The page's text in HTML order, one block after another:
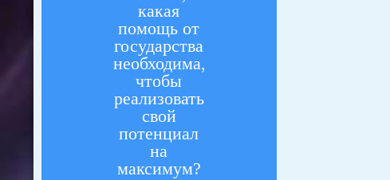
какая
помощь от
государства
необходима,
чтобы
реализовать
свой
потенциал
на
максимум?